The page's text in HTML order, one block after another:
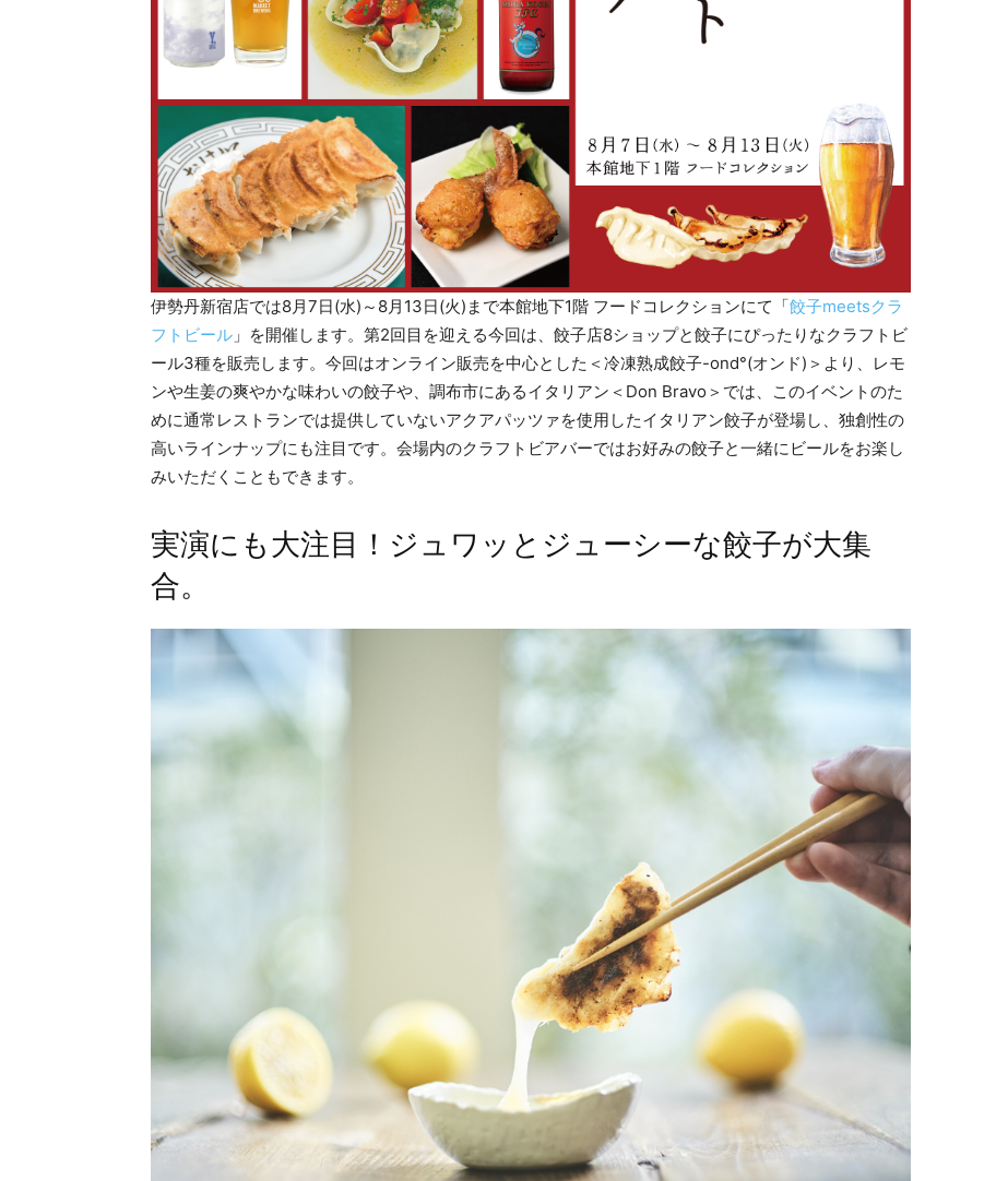
伊勢丹新宿店では8月7日(水)～8月13日(火)まで本館地下1階 フードコレクションにて「餃子meetsクラ
フトビール​ 」を開催します。第2回目を迎える今回は、餃子店8ショップと餃子にぴったりなクラフトビ
ール3種を販売します。今回はオンライン販売を中心とした＜冷凍熟成餃子-ond°(オンド)＞より、レモ
ンや生姜の爽やかな味わいの餃子や、調布市にあるイタリアン＜Don Bravo＞では、このイベントのた
めに通常レストランでは提供していないアクアパッツァを使用したイタリアン餃子が登場し、独創性の
高いラインナップにも注目です。会場内のクラフトビアバーではお好みの餃子と一緒にビールをお楽し
みいただくこともできます。
実演にも大注目！ジュワッとジューシーな餃子が大集
合。